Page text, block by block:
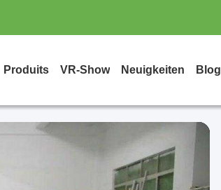
Produits VR-Show Neuigkeiten Blog